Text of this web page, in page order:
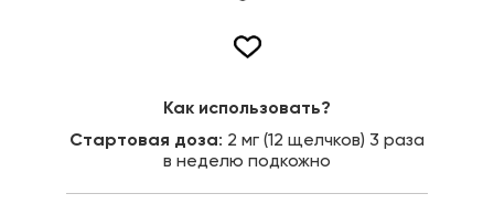
Как использовать?
Стартовая доза: 2 мг (12 щелчков) 3 раза
в неделю подкожно